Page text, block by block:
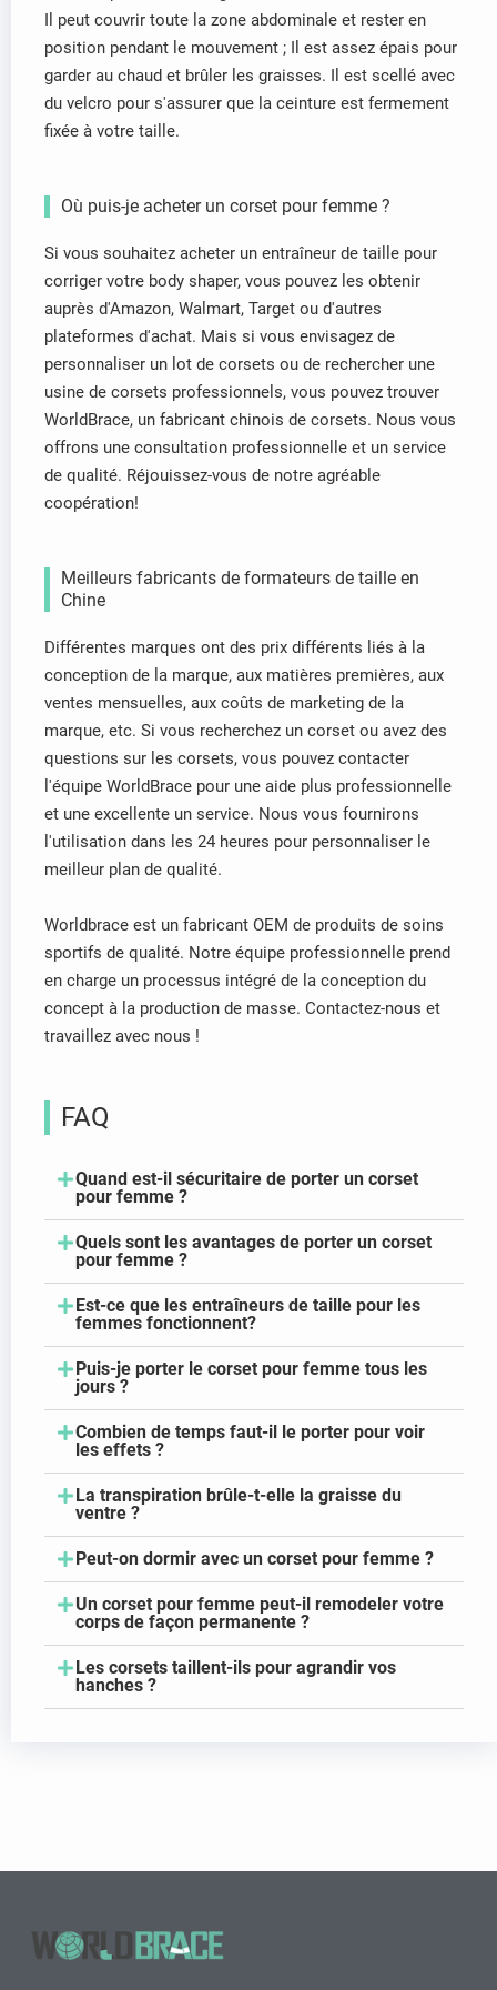
Il peut couvrir toute la zone abdominale et rester en
position pendant le mouvement ; Il est assez épais pour
garder au chaud et brûler les graisses. Il est scellé avec
du velcro pour s'assurer que la ceinture est fermement
fixée à votre taille.
Où puis-je acheter un corset pour femme ?
Si vous souhaitez acheter un entraîneur de taille pour
corriger votre body shaper, vous pouvez les obtenir
auprès d'Amazon, Walmart, Target ou d'autres
plateformes d'achat. Mais si vous envisagez de
personnaliser un lot de corsets ou de rechercher une
usine de corsets professionnels, vous pouvez trouver
WorldBrace, un fabricant chinois de corsets. Nous vous
offrons une consultation professionnelle et un service
de qualité. Réjouissez-vous de notre agréable
coopération!
Meilleurs fabricants de formateurs de taille en
Chine
Différentes marques ont des prix différents liés à la
conception de la marque, aux matières premières, aux
ventes mensuelles, aux coûts de marketing de la
marque, etc. Si vous recherchez un corset ou avez des
questions sur les corsets, vous pouvez contacter
l'équipe WorldBrace pour une aide plus professionnelle
et une excellente un service. Nous vous fournirons
l'utilisation dans les 24 heures pour personnaliser le
meilleur plan de qualité.
Worldbrace est un fabricant OEM de produits de soins
sportifs de qualité. Notre équipe professionnelle prend
en charge un processus intégré de la conception du
concept à la production de masse. Contactez-nous et
travaillez avec nous !
FAQ
Quand est-il sécuritaire de porter un corset
pour femme ?
Quels sont les avantages de porter un corset
pour femme ?
Est-ce que les entraîneurs de taille pour les
femmes fonctionnent?
Puis-je porter le corset pour femme tous les
jours ?
Combien de temps faut-il le porter pour voir
les effets ?
La transpiration brûle-t-elle la graisse du
ventre ?
Peut-on dormir avec un corset pour femme ?
Un corset pour femme peut-il remodeler votre
corps de façon permanente ?
Les corsets taillent-ils pour agrandir vos
hanches ?